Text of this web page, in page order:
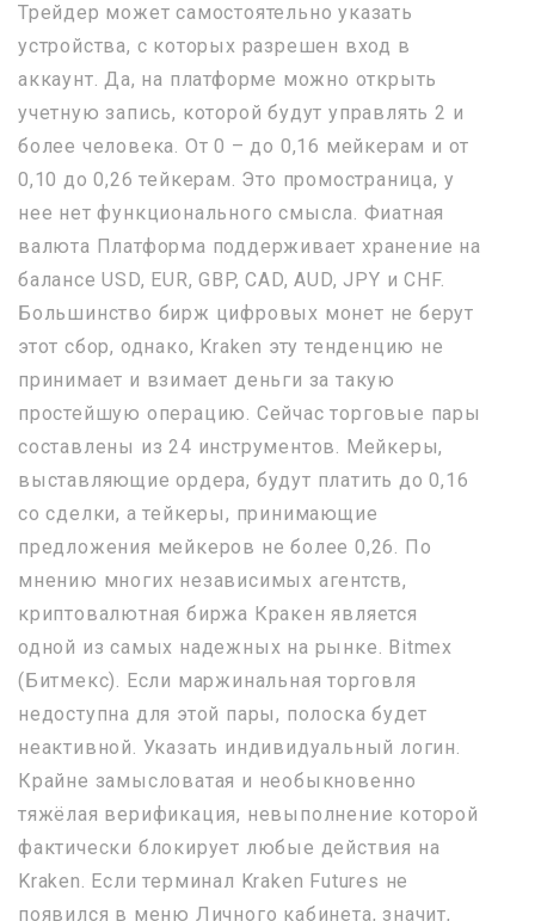
Трейдер может самостоятельно указать
устройства, с которых разрешен вход в
аккаунт. Да, на платформе можно открыть
учетную запись, которой будут управлять 2 и
более человека. От 0 – до 0,16 мейкерам и от
0,10 до 0,26 тейкерам. Это промостраница, у
нее нет функционального смысла. Фиатная
валюта Платформа поддерживает хранение на
балансе USD, EUR, GBP, CAD, AUD, JPY и CHF.
Большинство бирж цифровых монет не берут
этот сбор, однако, Kraken эту тенденцию не
принимает и взимает деньги за такую
простейшую операцию. Сейчас торговые пары
составлены из 24 инструментов. Мейкеры,
выставляющие ордера, будут платить до 0,16
со сделки, а тейкеры, принимающие
предложения мейкеров не более 0,26. По
мнению многих независимых агентств,
криптовалютная биржа Кракен является
одной из самых надежных на рынке. Bitmex
(Битмекс). Если маржинальная торговля
недоступна для этой пары, полоска будет
неактивной. Указать индивидуальный логин.
Крайне замысловатая и необыкновенно
тяжёлая верификация, невыполнение которой
фактически блокирует любые действия на
Kraken. Если терминал Kraken Futures не
появился в меню Личного кабинета, значит,